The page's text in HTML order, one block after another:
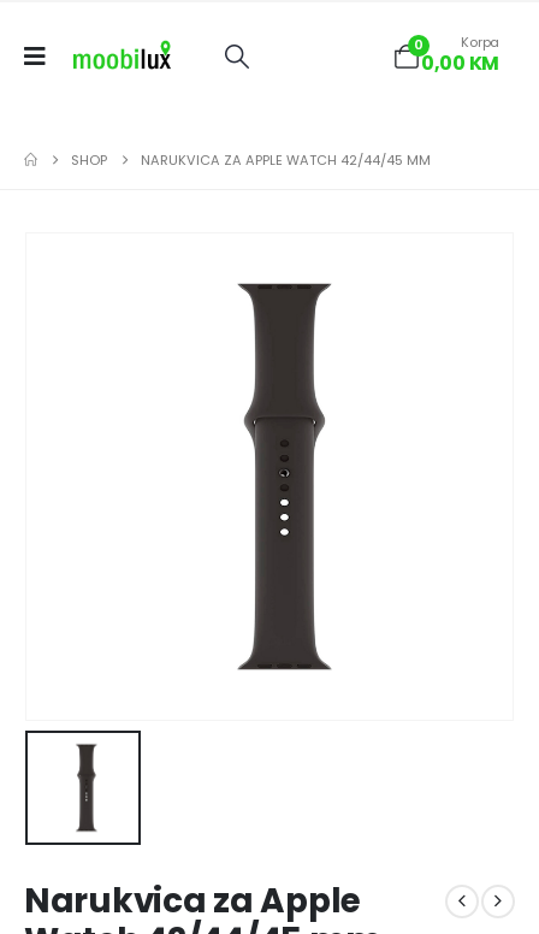
0 Korpa
0,00 KM
SHOP NARUKVICA ZA APPLE WATCH 42/44/45 MM
Narukvica za Apple